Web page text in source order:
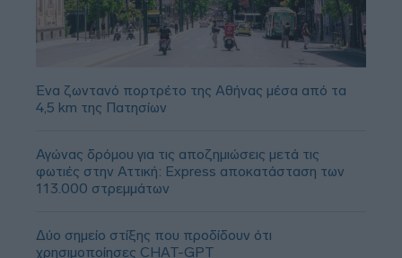
Ένα ζωντανό πορτρέτο της Αθήνας μέσα από τα
4,5 km της Πατησίων
Αγώνας δρόμου για τις αποζημιώσεις μετά τις
φωτιές στην Αττική: Express αποκατάσταση των
113.000 στρεμμάτων
Δύο σημείο στίξης που προδίδουν ότι
χρησιμοποίησες CHAT-GPT